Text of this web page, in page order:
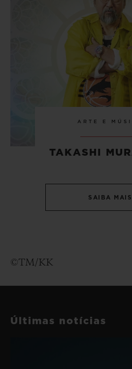
ARTE E
TAKASHI
SAIBA MAIS
©TM/KK
Últimas notícias